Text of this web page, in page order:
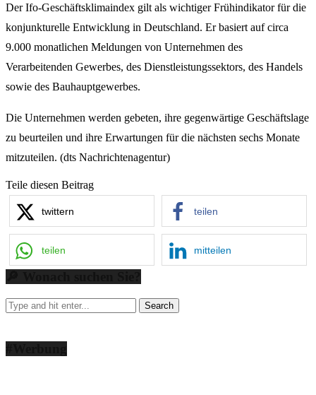
Der Ifo-Geschäftsklimaindex gilt als wichtiger Frühindikator für die
konjunkturelle Entwicklung in Deutschland. Er basiert auf circa
9.000 monatlichen Meldungen von Unternehmen des
Verarbeitenden Gewerbes, des Dienstleistungssektors, des Handels
sowie des Bauhauptgewerbes.
Die Unternehmen werden gebeten, ihre gegenwärtige Geschäftslage
zu beurteilen und ihre Erwartungen für die nächsten sechs Monate
mitzuteilen. (dts Nachrichtenagentur)
Teile diesen Beitrag
twittern teilen
teilen mitteilen